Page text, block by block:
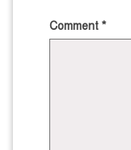
Comment *